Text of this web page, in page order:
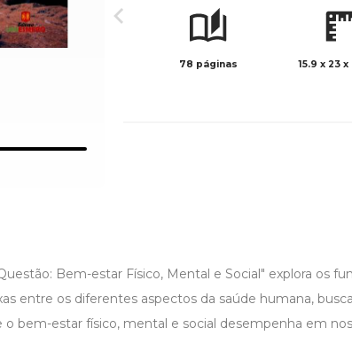
78 páginas 15.9 x 23
Bem-estar Físico, Mental e Social" explora os
entre os diferentes aspectos da saúde humana,
o bem-estar físico, mental e social desempenha em